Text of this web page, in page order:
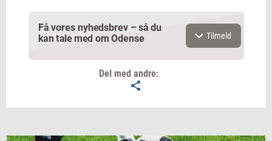
Få vores nyhedsbrev – så du
kan tale med om Odense
Tilmeld
Del med andre: